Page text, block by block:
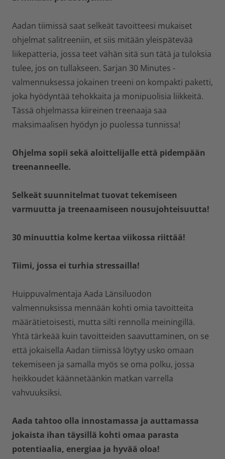
Aadan tiimissä saat selkeät tavoitteesi mukaiset
ohjelmat salitreeniin, et siis mitään yleispätevää
liikepatteria, jossa teet vähän sitä sun tätä ja tuloksia
tulee, jos on tullakseen. Sarjan 30 Minutes -
valmennuksessa jokainen treeni on kompakti paketti,
joka hyödyntää tehokkaita ja monipuolisia liikkeitä.
Tässä ohjelmassa kiireinen treenaaja saa
maksimaalisen hyödyn jo puolessa tunnissa!
Ohjelma sopii sekä aloittelijalle että pidempään
treenanneelle.
Selkeät suunnitelmat tuovat tekemiseen
varmuutta ja treenaamiseen nousujohteisuutta!
30 minuuttia kolme kertaa viikossa riittää!
Tiimi, jossa ei turhia stressailla!
Huippuvalmentaja Aada Länsiluodon
valmennuksissa mennään kohti omia tavoitteita
määrätietoisesti, mutta silti rennolla meiningillä.
Yhtä tärkeää kuin tavoitteiden saavuttaminen, on se
että jokaisella Aadan tiimissä löytyy usko omaan
tekemiseen ja samalla myös se oma polku, jossa
heikkoudet käännetäänkin matkan varrella
vahvuuksiksi.
Aada tahtoo olla innostamassa ja auttamassa
jokaista ihan täysillä kohti omaa parasta
potentiaalia, energiaa ja hyvää oloa!